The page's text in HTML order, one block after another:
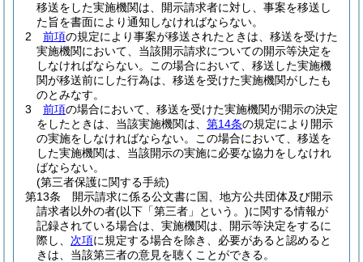
移送をした実施機関は、開示請求者に対し、事案を移送し
た旨を書面により通知しなければならない。
2
前項の規定により事案が移送されたときは、移送を受けた
実施機関において、当該開示請求についての開示等決定を
しなければならない。
この場合において、移送した実施機
関が移送前にした行為は、移送を受けた実施機関がしたも
のとみなす。
3
前項の場合において、移送を受けた実施機関が開示の決定
をしたときは、当該実施機関は、 第14条の規定により開示
の実施をしなければならない。
この場合において、移送を
した実施機関は、当該開示の実施に必要な協力をしなけれ
ばならない。
(第三者保護に関する手続)
第13条
開示請求に係る公文書に国、地方公共団体及び開示
請求者以外の者(以下「第三者」という。)に関する情報が
記録されている場合は、実施機関は、開示等決定をするに
際し、 次項に規定する場合を除き、必要があると認めると
きは、当該第三者の意見を聴くことができる。